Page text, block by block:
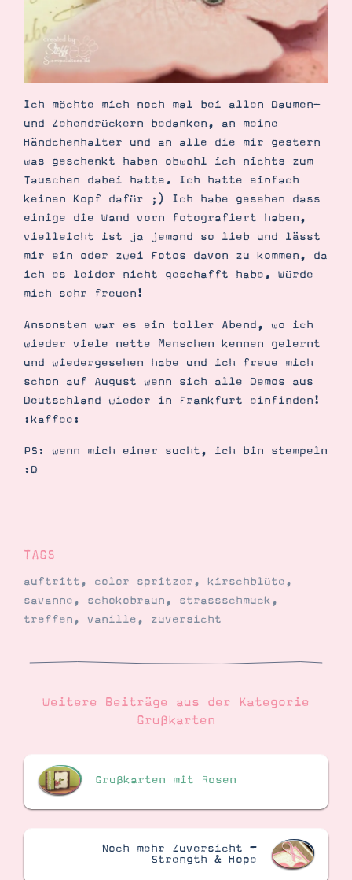
Ich möchte mich noch mal bei allen Daumen-
und Zehendrückern bedanken, an meine
Händchenhalter und an alle die mir gestern
was geschenkt haben obwohl ich nichts zum
Tauschen dabei hatte. Ich hatte einfach
keinen Kopf dafür ;) Ich habe gesehen dass
einige die Wand vorn fotografiert haben,
vielleicht ist ja jemand so lieb und lässt
mir ein oder zwei Fotos davon zu kommen, da
ich es leider nicht geschafft habe. Würde
mich sehr freuen!
Ansonsten war es ein toller Abend, wo ich
wieder viele nette Menschen kennen gelernt
und wiedergesehen habe und ich freue mich
schon auf August wenn sich alle Demos aus
Deutschland wieder in Frankfurt einfinden!
:kaffee:
PS: wenn mich einer sucht, ich bin stempeln
:D
TAGS
auftritt, color spritzer, kirschblüte,
savanne, schokobraun, strassschmuck,
treffen, vanille, zuversicht
Weitere Beiträge aus der Kategorie
Grußkarten
Grußkarten mit Rosen
Noch mehr Zuversicht –
Strength & Hope